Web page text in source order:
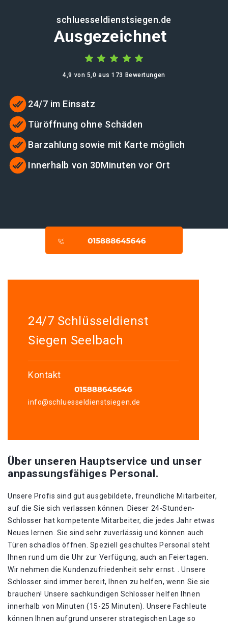
schluesseldienstsiegen.de
Ausgezeichnet
4,9 von 5,0 aus 173 Bewertungen
24/7 im Einsatz
Türöffnung ohne Schäden
Barzahlung sowie mit Karte möglich
Innerhalb von 30Minuten vor Ort
24/7 Schlüsseldienst
Siegen Seelbach
Kontakt
info@schluesseldienstsiegen.de
Über unseren Hauptservice und unser
anpassungsfähiges Personal.
Unsere Profis sind gut ausgebildete, freundliche Mitarbeiter,
auf die Sie sich verlassen können. Dieser 24-Stunden-
Schlosser hat kompetente Mitarbeiter, die jedes Jahr etwas
Neues lernen. Sie sind sehr zuverlässig und können auch
Türen schadlos öffnen. Speziell geschultes Personal steht
Ihnen rund um die Uhr zur Verfügung, auch an Feiertagen.
Wir nehmen die Kundenzufriedenheit sehr ernst. . Unsere
Schlosser sind immer bereit, Ihnen zu helfen, wenn Sie sie
brauchen! Unsere sachkundigen Schlosser helfen Ihnen
innerhalb von Minuten (15-25 Minuten). Unsere Fachleute
können Ihnen aufgrund unserer strategischen Lage so